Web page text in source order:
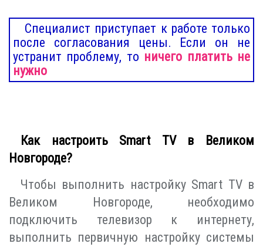
Специалист приступает к работе только
после согласования цены. Если он не
устранит проблему, то ничего платить не
нужно
Как настроить Smart TV в Великом
Новгороде?
Чтобы выполнить настройку Smart TV в
Великом Новгороде, необходимо
подключить телевизор к интернету,
выполнить первичную настройку системы